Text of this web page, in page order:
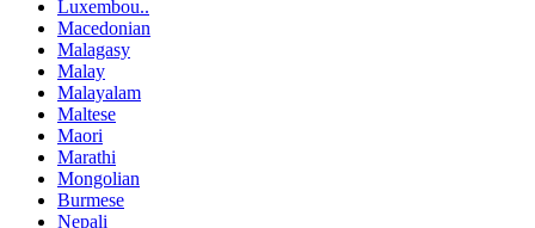
Luxembou..
Macedonian
Malagasy
Malay
Malayalam
Maltese
Maori
Marathi
Mongolian
Burmese
Nepali